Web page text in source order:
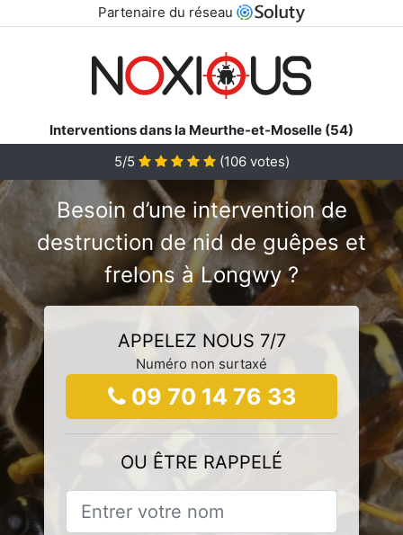
Partenaire du réseau
Interventions dans la Meurthe-et-Moselle (54)
5/5
(106votes)
Besoin d’une intervention de
destruction de nid de guêpes et
frelons à Longwy ?
APPELEZ NOUS 7/7
Numéro non surtaxé
09 70 14 76 33
OU ÊTRE RAPPELÉ